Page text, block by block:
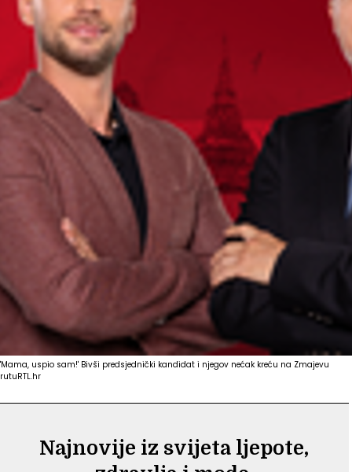
'Mama, uspio sam!' Bivši predsjednički kandidat i njegov nećak kreću na Zmajevu
rutuRTL.hr
Najnovije iz svijeta ljepote,